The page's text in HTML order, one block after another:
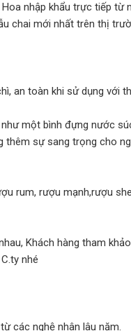
nhập khẩu trực tiếp từ
chai mới nhất trên thị
an toàn khi sử dụng với
một bình đựng nước
thêm sự sang trọng cho
rum, rượu mạnh,rượu
Khách hàng tham
nhé
các nghệ nhân lâu năm.